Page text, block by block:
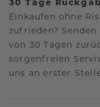
Einkaufen ohne
zufrieden?
von 30 Tagen
sorgenfreien
uns an erster